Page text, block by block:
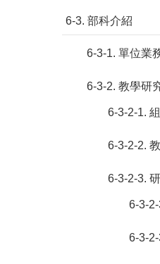
6-3. 部科介紹
6-3-1. 單位業
6-3-2. 教學研
6-3-2-1.
6-3-2-2.
6-3-2-3.
6-3-
6-3-